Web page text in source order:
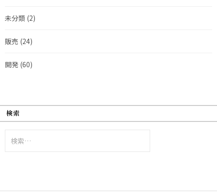
未分類 (2)
販売 (24)
開発 (60)
検索
索: